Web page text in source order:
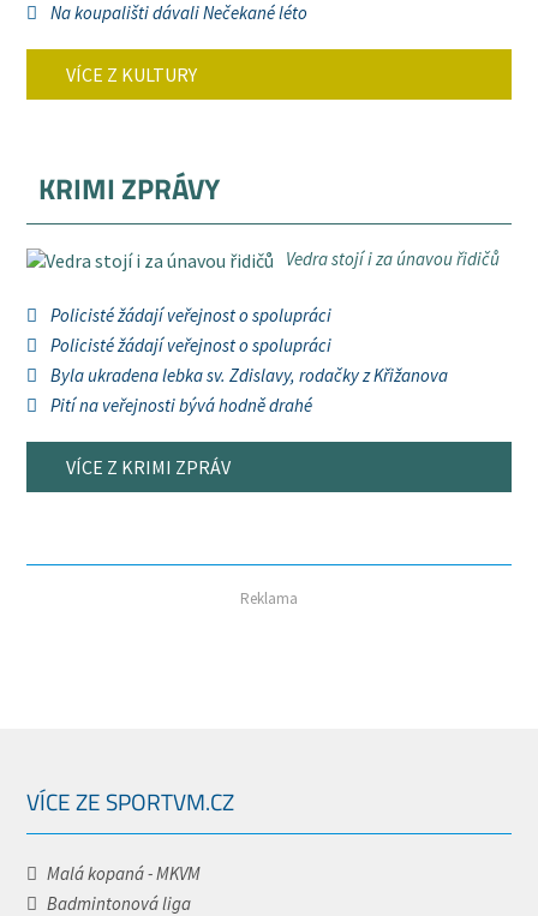
Na koupališti dávali Nečekané léto
VÍCE Z KULTURY
KRIMI ZPRÁVY
Vedra stojí i za únavou řidičů
Policisté žádají veřejnost o spolupráci
Policisté žádají veřejnost o spolupráci
Byla ukradena lebka sv. Zdislavy, rodačky z Křižanova
Pití na veřejnosti bývá hodně drahé
VÍCE Z KRIMI ZPRÁV
Reklama
VÍCE ZE SPORTVM.CZ
Malá kopaná - MKVM
Badmintonová liga